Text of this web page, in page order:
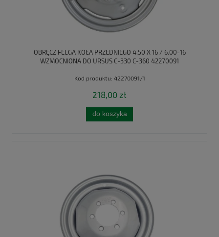
OBRĘCZ FELGA KOŁA PRZEDNIEGO 4.50 X 16 / 6.00-16
WZMOCNIONA DO URSUS C-330 C-360 42270091
Kod produktu: 42270091/1
218,00 zł
do koszyka